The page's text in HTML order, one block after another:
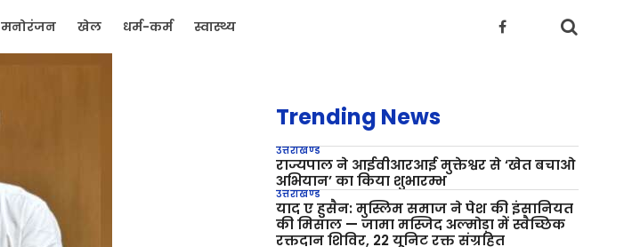
मनोरंजन खेल धर्म-कर्म स्वास्थ्य
Trending News
उत्तराखण्ड
राज्यपाल ने आईवीआरआई मुक्तेश्वर से ‘खेत बचाओ
अभियान’ का किया शुभारम्भ
उत्तराखण्ड
याद ए हुसैन: मुस्लिम समाज ने पेश की इंसानियत
की मिसाल — जामा मस्जिद अल्मोड़ा में स्वैच्छिक
रक्तदान शिविर, 22 यूनिट रक्त संग्रहित